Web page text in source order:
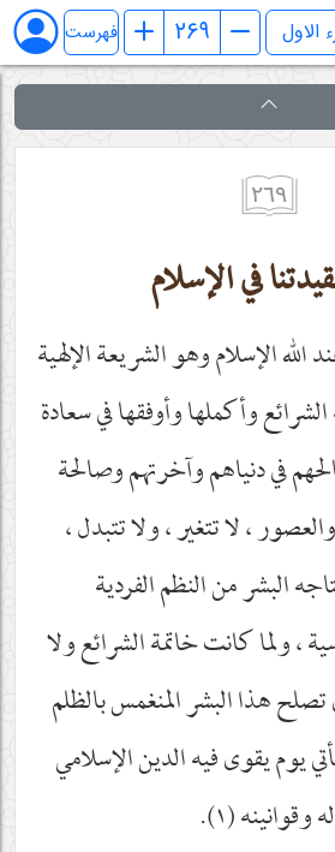
الالهیة فهرست
٢٦٩
الله الإسلام وهو الشريعة الإلهية
وأكملها وأوفقها في سعادة
في دنياهم وآخرتهم وصالحة
، لا تتغير ، ولا تتبدل ،
البشر من النظم الفردية
، ولما كانت خاتمة الشرائع ولا
هذا البشر المنغمس بالظلم
يوم يقوى فيه الدين الإسلامي
(١).